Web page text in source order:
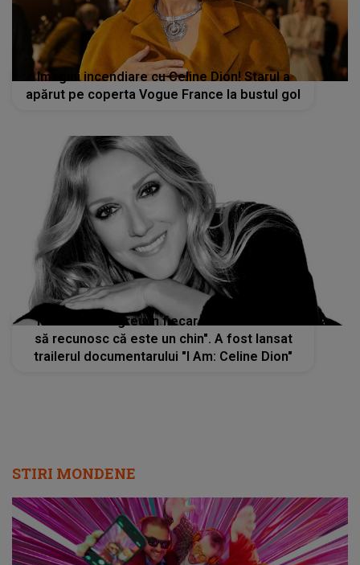
Imagini incendiare cu Celine Dion! Starul a
apărut pe coperta Vogue France la bustul gol
"Muncesc din greu în fiecare zi. Dar trebuie
să recunosc că este un chin". A fost lansat
trailerul documentarului "I Am: Celine Dion"
STIRI MONDENE